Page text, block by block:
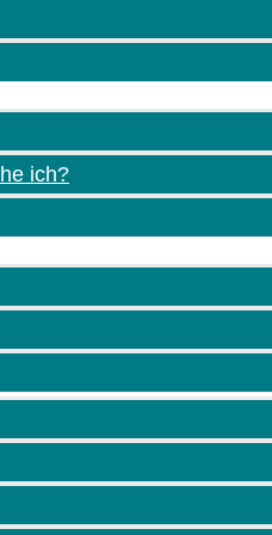
ich?
und welches
Tests & Reviews
teilen.